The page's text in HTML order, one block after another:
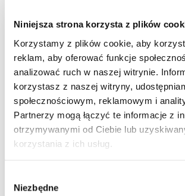
Niniejsza strona korzysta z plików
Korzystamy z plików cookie, aby
reklam, aby oferować funkcje
analizować ruch w naszej witrynie.
korzystasz z naszej witryny,
społecznościowym, reklamowym i
Partnerzy mogą łączyć te informacje z
otrzymywanymi od Ciebie lub
korzystania z ich usług.
zgody
Niezbędne